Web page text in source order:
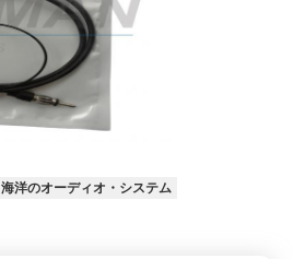
海洋のオーディオ・システム